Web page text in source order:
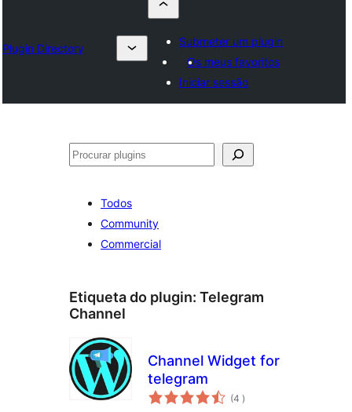
Plugin Directory
Submeter um plugin
Os meus favoritos
Iniciar sessão
Pesquisar
Todos
Community
Commercial
Etiqueta do plugin: Telegram
Channel
Channel Widget for
telegram
(4 classificações
)